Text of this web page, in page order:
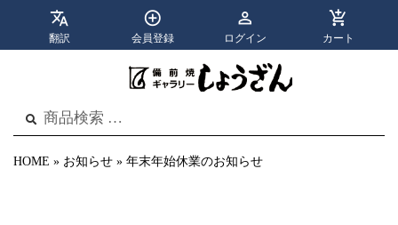
翻訳 会員登録 ログイン カート
結
検
索
HOME » お知らせ » 年末年始休業のお知らせ